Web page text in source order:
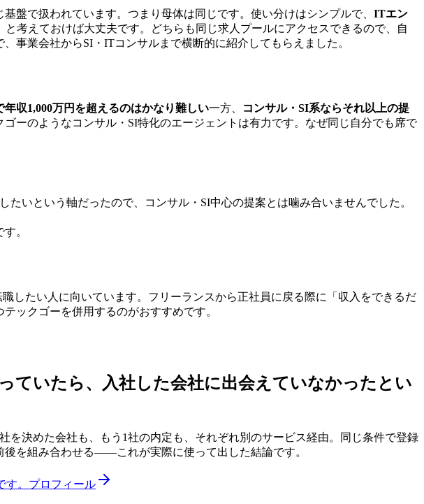
盤で扱われています。つまり母体は同じです。使い分けはシンプルで、 ITエン
、と考えておけば大丈夫です。どちらも同じ求人プールにアクセスできるので、自
事業会社からSI・ITコンサルまで横断的に紹介してもらえました。
年収1,000万円を超えるのはかなり難しい一方、
コンサル・SI系ならそれ以上の提
ーのようなコンサル・SI特化のエージェントは有力です。なぜ同じ自分でも席で
たいという軸だったので、コンサル・SI中心の提案とは噛み合いませんでした。
。
したい人に向いています。フリーランスから正社員に戻る際に「収入をできるだ
ックゴーを併用するのがおすすめです。
ていたら、入社した会社に出会えていなかった とい
決めた会社も、もう1社の内定も、それぞれ別のサービス経由。同じ条件で登録
を組み合わせる——これが実際に使って出した結論です。
。 プロフィール